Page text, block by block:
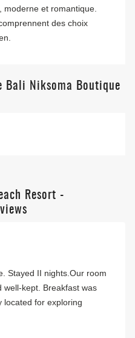
moderne et romantique.
des choix
Bali Niksoma Boutique
Resort -
Stayed II nights.Our room
well-kept. Breakfast was
located for exploring